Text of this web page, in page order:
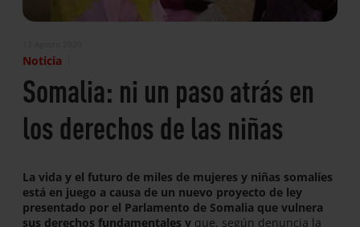
Noticia
Somalia: ni un paso atrás en
los derechos de las niñas
La vida y el futuro de miles de mujeres y niñas somalíes
está en juego a causa de un nuevo proyecto de ley
presentado por el Parlamento de Somalia que vulnera
sus derechos fundamentales y que, según denuncia la